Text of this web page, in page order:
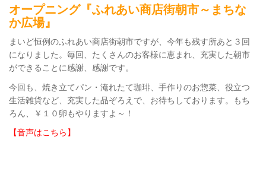
オープニング『ふれあい商店街朝市～まちな
か広場』
まいど恒例のふれあい商店街朝市ですが、今年も残す所あと３回
になりました。毎回、たくさんのお客様に恵まれ、充実した朝市
ができることに感謝、感謝です。
今回も、焼き立てパン・淹れたて珈琲、手作りのお惣菜、役立つ
生活雑貨など、充実した品ぞろえで、お待ちしております。もち
ろん、￥１０卵もやりますよ～！
【音声はこちら】